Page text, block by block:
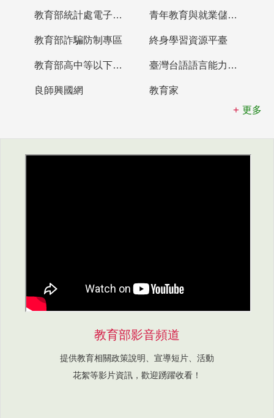
教育部統計處電子書櫃 青年教育與就業儲蓄帳戶
教育部詐騙防制專區 終身學習資源平臺
教育部高中等以下學校及幼兒園教師資格檢定考試 臺灣台語語言能力認證網站
良師興國網
教育家
更多
教育部影音頻道
提供教育相關政策說明、宣導短片、活動
花絮等影片資訊，歡迎踴躍收看！